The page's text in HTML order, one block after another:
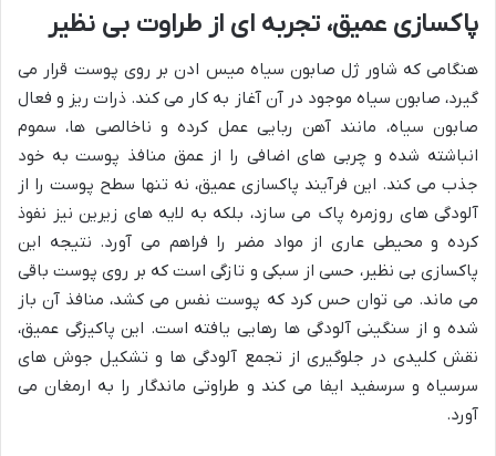
پاکسازی عمیق، تجربه ای از طراوت بی نظیر
هنگامی که شاور ژل صابون سیاه میس ادن بر روی پوست قرار می
گیرد، صابون سیاه موجود در آن آغاز به کار می کند. ذرات ریز و فعال
صابون سیاه، مانند آهن ربایی عمل کرده و ناخالصی ها، سموم
انباشته شده و چربی های اضافی را از عمق منافذ پوست به خود
جذب می کند. این فرآیند پاکسازی عمیق، نه تنها سطح پوست را از
آلودگی های روزمره پاک می سازد، بلکه به لایه های زیرین نیز نفوذ
کرده و محیطی عاری از مواد مضر را فراهم می آورد. نتیجه این
پاکسازی بی نظیر، حسی از سبکی و تازگی است که بر روی پوست باقی
می ماند. می توان حس کرد که پوست نفس می کشد، منافذ آن باز
شده و از سنگینی آلودگی ها رهایی یافته است. این پاکیزگی عمیق،
نقش کلیدی در جلوگیری از تجمع آلودگی ها و تشکیل جوش های
سرسیاه و سرسفید ایفا می کند و طراوتی ماندگار را به ارمغان می
آورد.